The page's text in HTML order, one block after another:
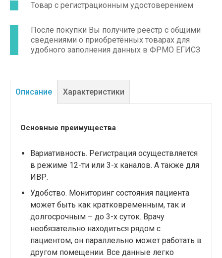
Товар с регистрационным удостоверением
После покупки Вы получите реестр с общими
сведениями о приобретённых товарах для
удобного заполнения данных в ФРМО ЕГИСЗ
Описание Характеристики
Основные преимущества
Вариативность. Регистрация осуществляется
в режиме 12-ти или 3-х каналов. А также для
ИВР.
Удобство. Мониторинг состояния пациента
может быть как кратковременным, так и
долгосрочным – до 3-х суток. Врачу
необязательно находиться рядом с
пациентом, он параллельно может работать в
другом помещении. Все данные легко